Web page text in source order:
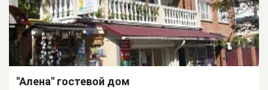
"Алена" гостевой дом